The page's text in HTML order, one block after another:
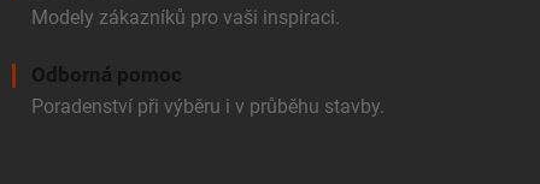
Modely zákazníků pro vaši inspiraci.
Odborná pomoc
Poradenství při výběru i v průběhu stavby.